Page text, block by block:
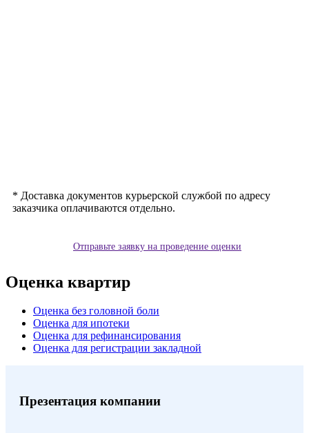
* Доставка документов курьерской службой по адресу
заказчика оплачиваются отдельно.
Отправьте заявку на проведение оценки
Оценка квартир
Оценка без головной боли
Оценка для ипотеки
Оценка для рефинансирования
Оценка для регистрации закладной
Презентация компании